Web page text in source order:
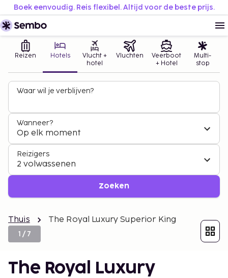
Boek eenvoudig. Reis flexibel. Altijd voor de beste prijs.
Reizen Hotels
Vlucht +
hotel
Vluchten
Veerboot
+ Hotel
Multi-
stop
Waar wil je verblijven?
Wanneer?
Op elk moment
Reizigers
2 volwassenen
Zoeken
Thuis The Royal Luxury Superior King
1 /7
The Royal Luxury